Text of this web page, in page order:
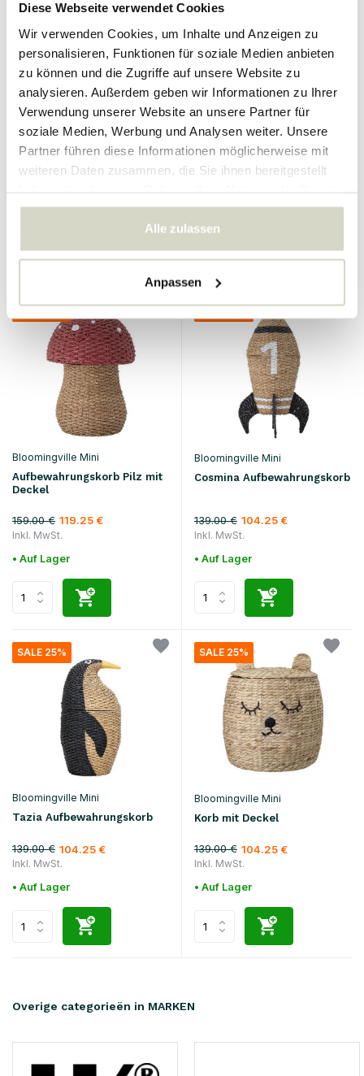
Diese Webseite verwendet Cookies
Wir verwenden Cookies, um Inhalte und Anzeigen zu
personalisieren, Funktionen für soziale Medien anbieten
zu können und die Zugriffe auf unsere Website zu
analysieren. Außerdem geben wir Informationen zu Ihrer
Verwendung unserer Website an unsere Partner für
soziale Medien, Werbung und Analysen weiter. Unsere
Partner führen diese Informationen möglicherweise mit
weiteren Daten zusammen, die Sie ihnen bereitgestellt
gesammelt haben.
Alle zulassen
Anpassen
Bloomingville Mini
Eddi Aufbewahrungskorb
189.00 € 141.75 €
Bloomingville Mini
Harrison Aufbewahrungskorb
169.00 € 126.75 €
Bloomingville Mini
Aufbewahrungskorb Pilz mit
Deckel
159.00 € 119.25 €
Inkl. MwSt.
• Auf Lager
Bloomingville Mini
Cosmina Aufbewahrungskorb
139.00 € 104.25 €
Inkl. MwSt.
• Auf Lager
SALE 25%
Bloomingville Mini
Tazia Aufbewahrungskorb
139.00 € 104.25 €
Inkl. MwSt.
• Auf Lager
SALE 25%
Bloomingville Mini
Korb mit Deckel
139.00 € 104.25 €
Inkl. MwSt.
• Auf Lager
Overige categorieën in MARKEN